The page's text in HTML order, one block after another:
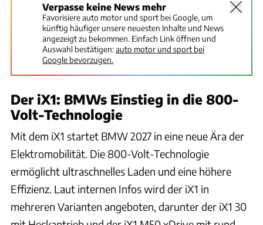
Verpasse keine News mehr
Favorisiere auto motor und sport bei Google, um
künftig häufiger unsere neuesten Inhalte und News
angezeigt zu bekommen. Einfach Link öffnen und
Auswahl bestätigen:auto motor und sport bei
Google bevorzugen.
Der iX1: BMWs Einstieg in die 800-
Volt-Technologie
Mit dem iX1 startet BMW 2027 in eine neue Ära der
Elektromobilität. Die 800-Volt-Technologie
ermöglicht ultraschnelles Laden und eine höhere
Effizienz. Laut internen Infos wird der iX1 in
mehreren Varianten angeboten, darunter der iX1 30